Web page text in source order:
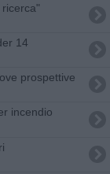
14
prospettive
incendio